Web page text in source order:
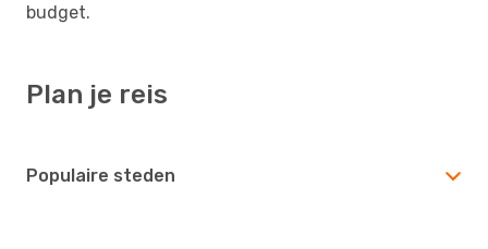
budget.
Plan je reis
Populaire steden